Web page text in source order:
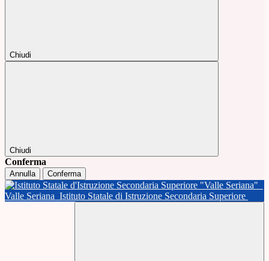
Chiudi
Chiudi
Conferma
Annulla Conferma
Valle Seriana Istituto Statale di Istruzione Secondaria Superiore